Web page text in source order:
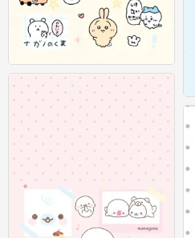
可爱插画壁纸 图源：等等小王
0